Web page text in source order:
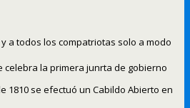
a todos los compatriotas solo a modo
celebra la primera junrta de gobierno
1810 se efectuó un Cabildo Abierto en